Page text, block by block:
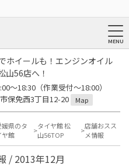
ホイールも！エンジンオイル
山56店へ！
～18:30（作業受付～18:00）
保免西3丁目12-20
Map
媛県のタ
ヤ館
タイヤ館 松
山56TOP
店舗おスス
メ情報
/ 2013年12月